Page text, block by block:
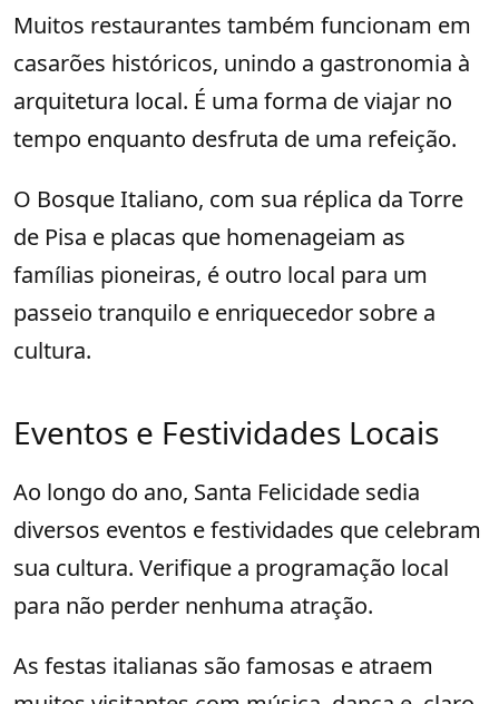
Muitos restaurantes também funcionam em
casarões históricos, unindo a gastronomia à
arquitetura local. É uma forma de viajar no
tempo enquanto desfruta de uma refeição.
O Bosque Italiano, com sua réplica da Torre
de Pisa e placas que homenageiam as
famílias pioneiras, é outro local para um
passeio tranquilo e enriquecedor sobre a
cultura.
Eventos e Festividades Locais
Ao longo do ano, Santa Felicidade sedia
diversos eventos e festividades que celebram
sua cultura. Verifique a programação local
para não perder nenhuma atração.
As festas italianas são famosas e atraem